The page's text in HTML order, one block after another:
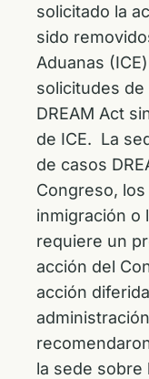
solicitado la
sido
Aduanas
solicitudes
DREAM Act
de ICE. La
de casos
Congreso,
inmigración o
requiere un
acción del
acción
la sede sobre